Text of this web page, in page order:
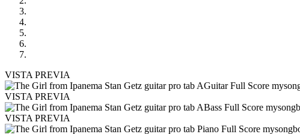
VISTA PREVIA
VISTA PREVIA
VISTA PREVIA